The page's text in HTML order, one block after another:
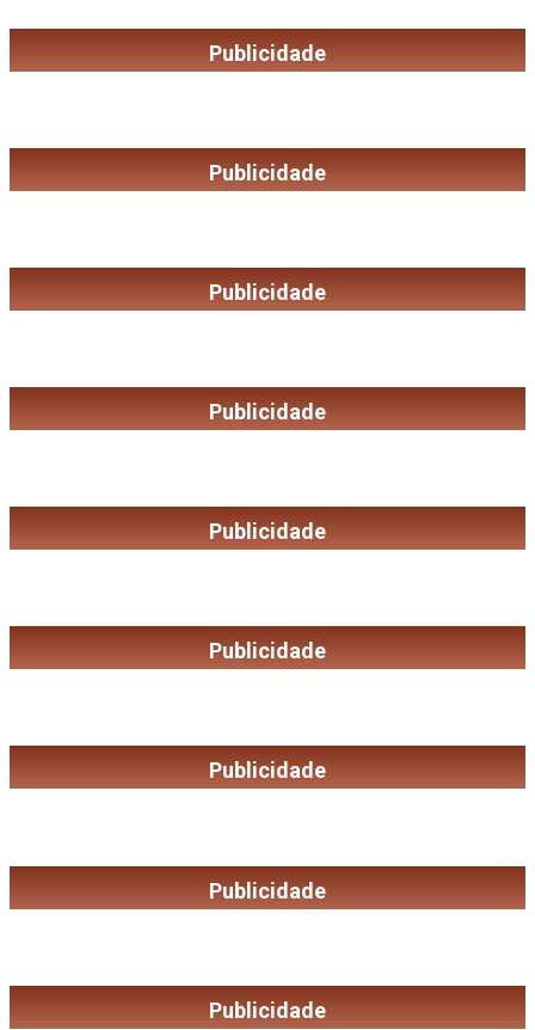
Publicidade
Publicidade
Publicidade
Publicidade
Publicidade
Publicidade
Publicidade
Publicidade
Publicidade